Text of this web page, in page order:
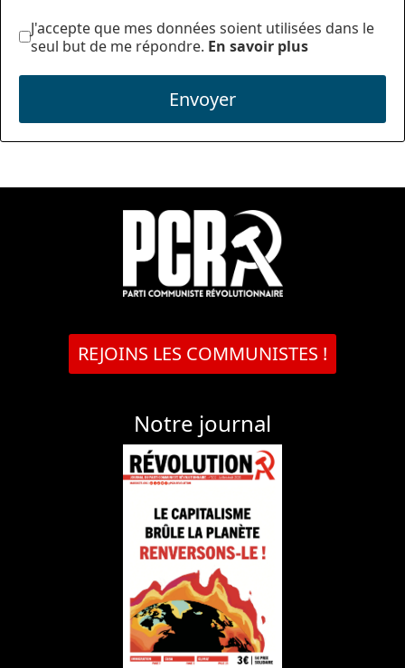
J'accepte que mes données soient utilisées dans le
seul but de me répondre. En savoir plus
Envoyer
REJOINS LES COMMUNISTES !
Notre journal